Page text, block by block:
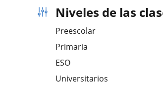
Niveles de las
Preescolar
Primaria
ESO
Universitarios